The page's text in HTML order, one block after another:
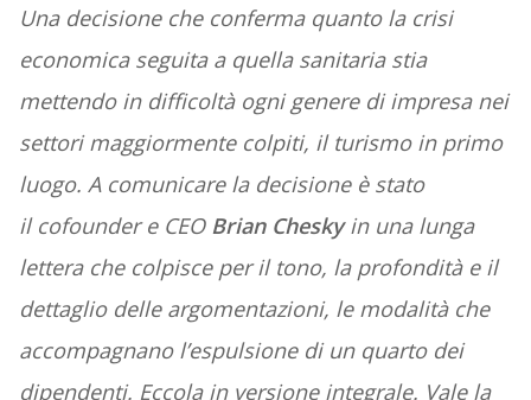
Una decisione che conferma quanto la crisi
economica seguita a quella sanitaria stia
mettendo in difficoltà ogni genere di impresa nei
settori maggiormente colpiti, il turismo in primo
luogo. A comunicare la decisione è stato
il cofounder e CEO Brian Cheskyin una lunga
lettera che colpisce per il tono, la profondità e il
dettaglio delle argomentazioni, le modalità che
accompagnano l’espulsione di un quarto dei
dipendenti. Eccola in versione integrale. Vale la